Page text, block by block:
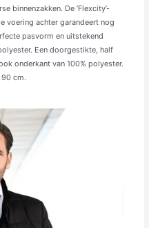
binnenzakken. De ‘Flexcity’-
voering achter garandeert nog
pasvorm en uitstekend
Een doorgestikte, half
onderkant van 100% polyester.
90 cm.